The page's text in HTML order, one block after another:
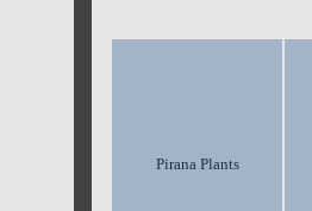
Pirana Plants